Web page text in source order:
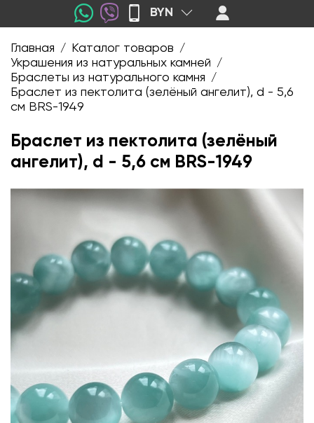
BYN
Главная / Каталог товаров /
Украшения из натуральных камней /
Браслеты из натурального камня /
Браслет из пектолита (зелёный ангелит), d - 5,6
см BRS-1949
Браслет из пектолита (зелёный
ангелит), d - 5,6 см BRS-1949